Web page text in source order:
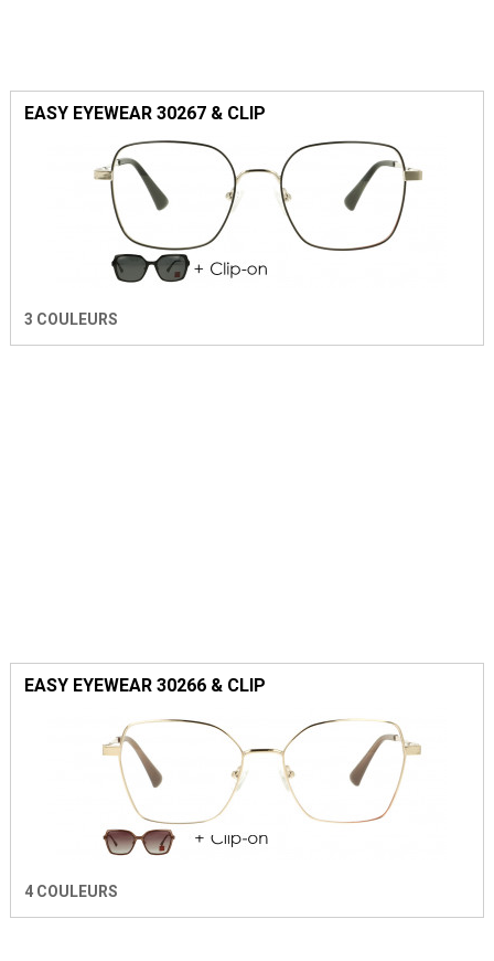
EASY EYEWEAR 30267 & CLIP
3 COULEURS
EASY EYEWEAR 30266 & CLIP
4 COULEURS